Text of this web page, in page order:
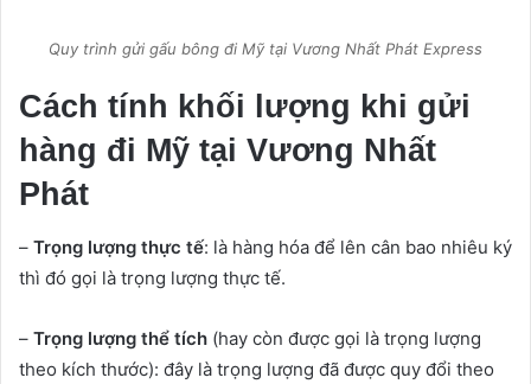
Quy trình gửi gấu bông đi Mỹ tại Vương Nhất Phát Express
Cách tính khối lượng khi gửi
hàng đi Mỹ tại Vương Nhất
Phát
– Trọng lượng thực tế: là hàng hóa để lên cân bao nhiêu ký
thì đó gọi là trọng lượng thực tế.
– Trọng lượng thể tích (hay còn được gọi là trọng lượng
theo kích thước): đây là trọng lượng đã được quy đổi theo